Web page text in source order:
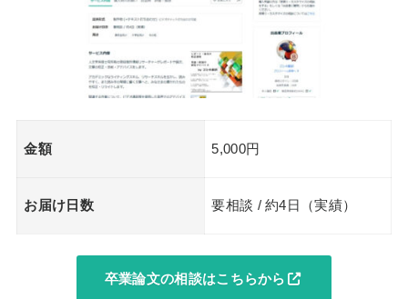
金額 5,000円
お届け日数 要相談 / 約4日（実績）
卒業論文の相談はこちらから